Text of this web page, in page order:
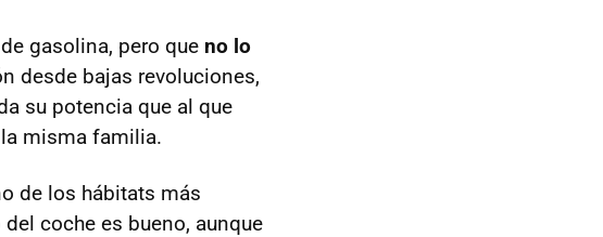
gasolina, pero que no lo
desde bajas revoluciones,
su potencia que al que
misma familia.
de los hábitats más
coche es bueno, aunque